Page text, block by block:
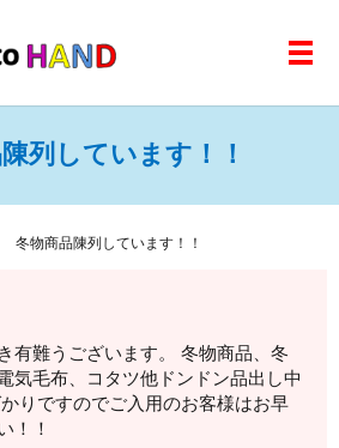
メ
列しています！！
冬物商品陳列しています！！
有難うございます。 冬物商品、冬
気毛布、コタツ他ドンドン品出し中
りですのでご入用のお客様はお早
！！